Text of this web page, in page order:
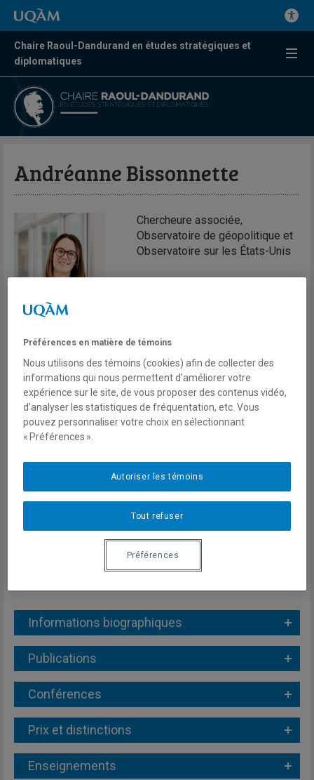
Chaire Raoul-Dandurand en études stratégiques et
diplomatiques
Andréanne Bissonnette
Chercheure associée,
Observatoire de géopolitique et
Observatoire sur les États-Unis
reproductifs
Murs, frontières et (im)migration
Genre et migration
États-Unis
Courriel
Informations biographiques
Publications
Conférences
Prix et distinctions
Enseignements
Préférences en matière de témoins
Nous utilisons des témoins (cookies) afin de collecter des
informations qui nous permettent d’améliorer votre
expérience sur le site, de vous proposer des contenus vidéo,
d’analyser les statistiques de fréquentation, etc. Vous
pouvez personnaliser votre choix en sélectionnant
« Préférences ».
Tout refuser
Autoriser les témoins
Préférences